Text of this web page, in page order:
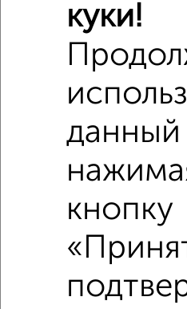
Похожие
куки!
данный
кнопку